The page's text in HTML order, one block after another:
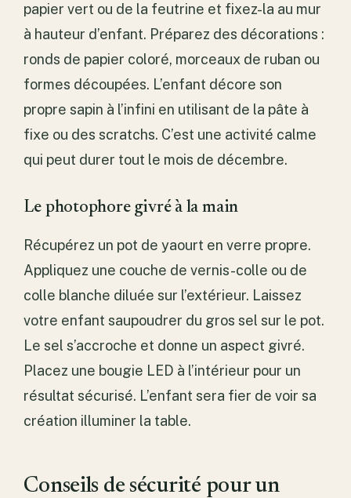
papier vert ou de la feutrine et fixez-la au mur
à hauteur d’enfant. Préparez des décorations :
ronds de papier coloré, morceaux de ruban ou
formes découpées. L’enfant décore son
propre sapin à l’infini en utilisant de la pâte à
fixe ou des scratchs. C’est une activité calme
qui peut durer tout le mois de décembre.
Le photophore givré à la main
Récupérez un pot de yaourt en verre propre.
Appliquez une couche de vernis-colle ou de
colle blanche diluée sur l’extérieur. Laissez
votre enfant saupoudrer du gros sel sur le pot.
Le sel s’accroche et donne un aspect givré.
Placez une bougie LED à l’intérieur pour un
résultat sécurisé. L’enfant sera fier de voir sa
création illuminer la table.
Conseils de sécurité pour un